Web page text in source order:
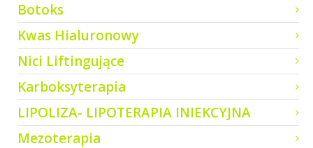
Botoks
Kwas Hialuronowy
Nici Liftingujące
Karboksyterapia
LIPOLIZA- LIPOTERAPIA INIEKCYJNA
Mezoterapia